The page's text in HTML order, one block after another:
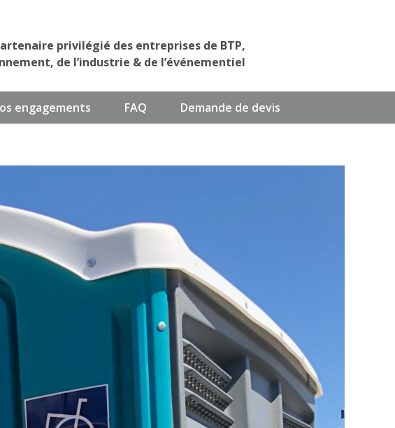
privilégié des entreprises de BTP,
de l’industrie & de l’événementiel
engagements FAQ Demande de devis